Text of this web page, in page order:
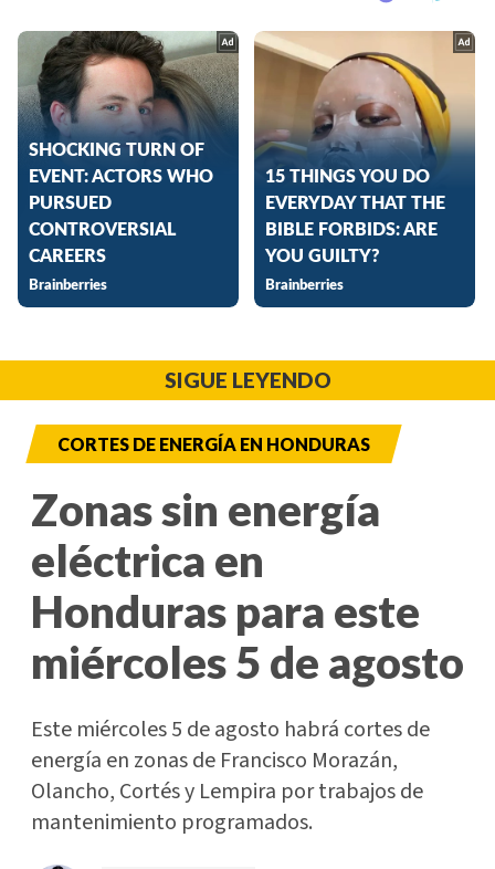
SIGUE LEYENDO
CORTES DE ENERGÍA EN HONDURAS
Zonas sin energía
eléctrica en
Honduras para este
miércoles 5 de agosto
Este miércoles 5 de agosto habrá cortes de
energía en zonas de Francisco Morazán,
Olancho, Cortés y Lempira por trabajos de
mantenimiento programados.